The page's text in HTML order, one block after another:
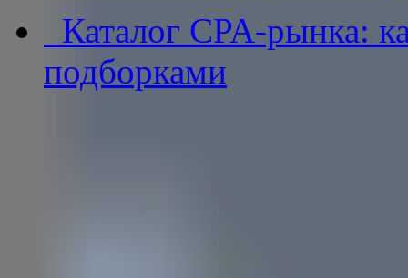
Каталог CPA-рынка:
подборками